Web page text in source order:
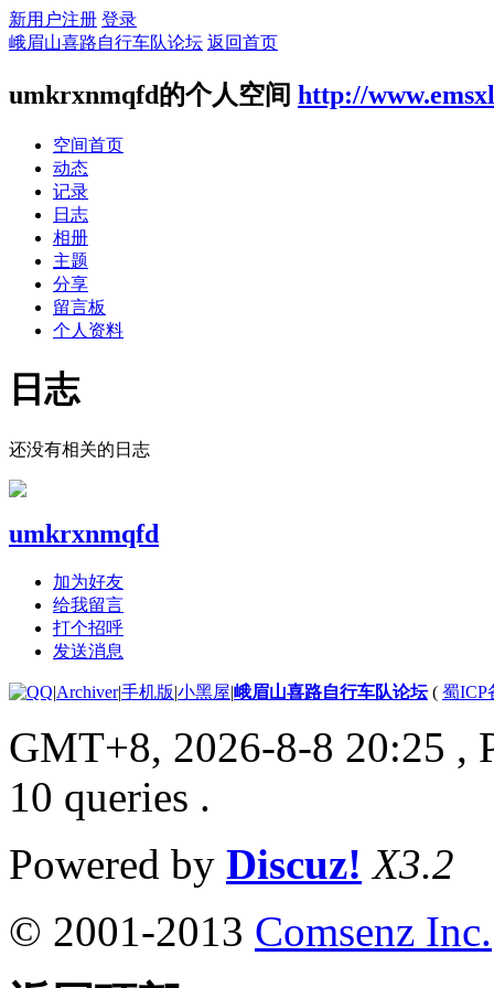
新用户注册 登录
峨眉山喜路自行车队论坛 返回首页
umkrxnmqfd的个人空间 http://
空间首页
动态
记录
日志
相册
主题
分享
留言板
个人资料
日志
还没有相关的日志
umkrxnmqfd
加为好友
给我留言
打个招呼
发送消息
|Archiver|手机版|小黑屋|峨眉山喜路自行车队论坛( 蜀ICP
GMT+8, 2026-8-8 20:25 ,
10 queries .
Powered by Discuz! X3.2
© 2001-2013 Comsenz Inc.